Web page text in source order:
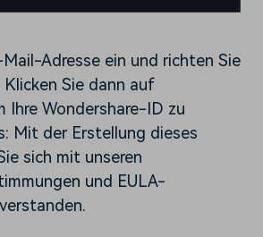
Mail-Adresse ein und richten Sie
Klicken Sie dann auf
Ihre Wondershare-ID zu
Mit der Erstellung dieses
sich mit unseren
und EULA-